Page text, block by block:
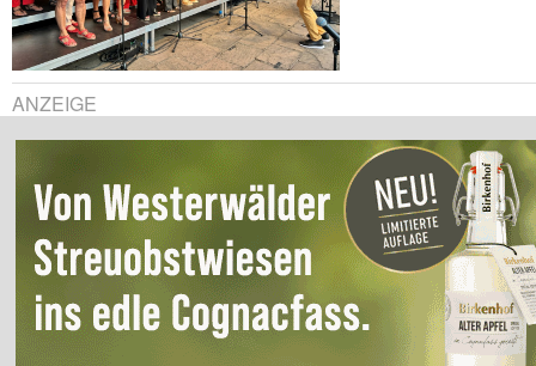
ANZEIGE